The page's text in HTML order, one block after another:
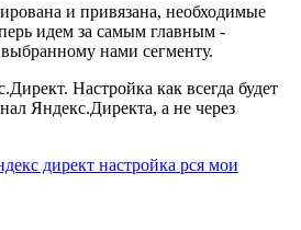
и привязана, необходимые
идем за самым главным -
нами сегменту.
Настройка как всегда будет
Яндекс.Директа, а не через